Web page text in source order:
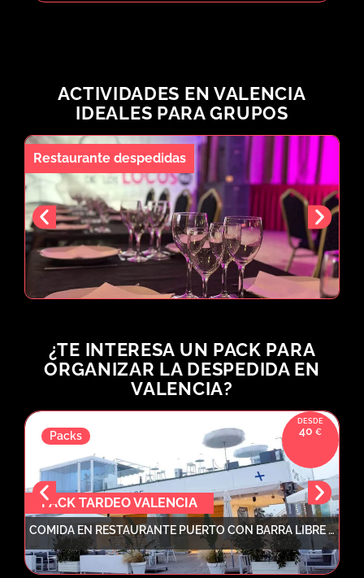
ACTIVIDADES EN VALENCIA
IDEALES PARA GRUPOS
Restaurante despedidas
¿TE INTERESA UN PACK PARA
ORGANIZAR LA DESPEDIDA EN
VALENCIA?
Packs 40
PACK TARDEO VALENCIA
COMIDA EN RESTAURANTE PUERTO CON BARRA LIBRE + TARDEO CON DJ + 2 COPAS